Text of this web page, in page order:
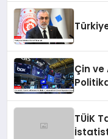
Çin ve
TÜİK